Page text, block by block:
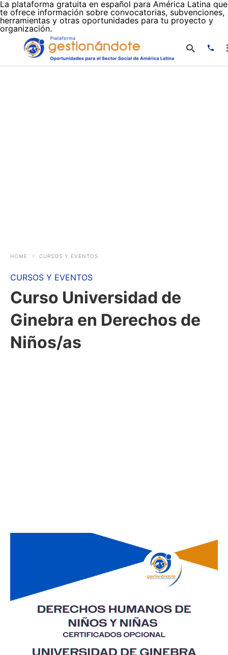
La plataforma gratuita en español para América Latina que
te ofrece información sobre convocatorias, subvenciones,
herramientas y otras oportunidades para tu proyecto y
organización.
HOME CURSOS Y EVENTOS
CURSOS Y EVENTOS
Curso Universidad de
Ginebra en Derechos de
Niños/as